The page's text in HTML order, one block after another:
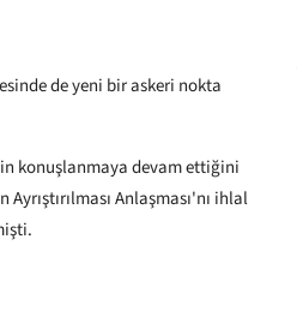
de yeni bir askeri nokta
konuşlanmaya devam ettiğini
Anlaşması'nı ihlal